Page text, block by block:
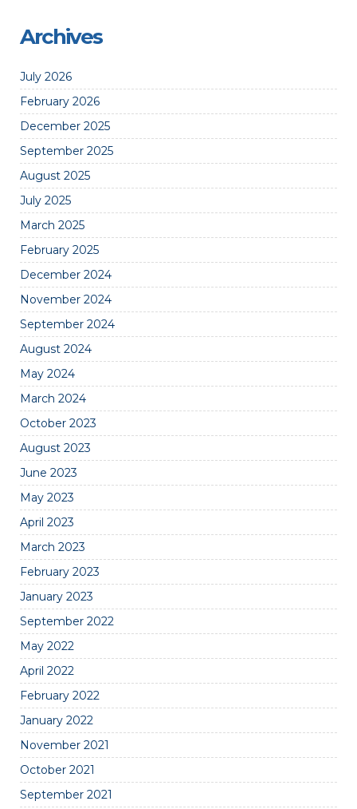
Archives
July 2026
February 2026
December 2025
September 2025
August 2025
July 2025
March 2025
February 2025
December 2024
November 2024
September 2024
August 2024
May 2024
March 2024
October 2023
August 2023
June 2023
May 2023
April 2023
March 2023
February 2023
January 2023
September 2022
May 2022
April 2022
February 2022
January 2022
November 2021
October 2021
September 2021